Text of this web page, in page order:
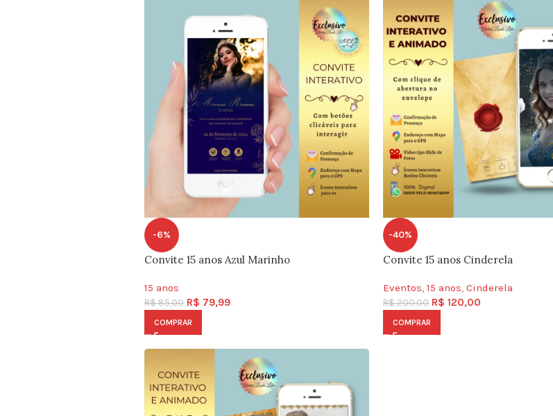
-6%
Convite 15 anos Azul Marinho
15 anos
R$85,00 R$ 79,99
COMPRAR
-40%
Convite 15 anos Cinderela
Eventos 15 anos Cinderela
R$200,00 R$ 120,00
COMPRAR